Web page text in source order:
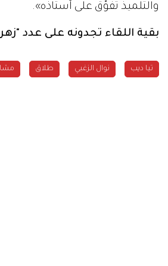
والتلميذ تفوّق على أستاذه».
بقية اللقاء تجدونه على عدد
تيا ديب نوال الزغبي طلاق